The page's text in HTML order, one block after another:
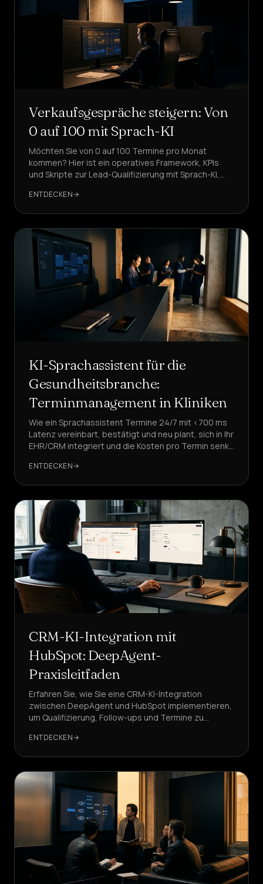
Verkaufsgespräche steigern: Von
0 auf 100 mit Sprach-KI
Möchten Sie von 0 auf 100 Termine pro Monat
kommen? Hier ist ein operatives Framework, KPIs
und Skripte zur Lead-Qualifizierung mit Sprach-KI,
ENTDECKEN
KI-Sprachassistent für die
Gesundheitsbranche:
Terminmanagement in Kliniken
Wie ein Sprachassistent Termine 24/7 mit <700 ms
Latenz vereinbart, bestätigt und neu plant, sich in Ihr
EHR/CRM integriert und die Kosten pro Termin senkt.
ENTDECKEN
CRM-KI-Integration mit
HubSpot: DeepAgent-
Praxisleitfaden
Erfahren Sie, wie Sie eine CRM-KI-Integration
zwischen DeepAgent und HubSpot implementieren,
um Qualifizierung, Follow-ups und Termine zu
Mappings und KPIs.
ENTDECKEN